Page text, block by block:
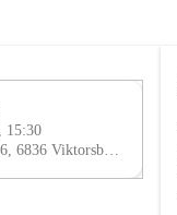
V
15:30
Hauptstraße 36, 6836 Viktorsberg, AUT